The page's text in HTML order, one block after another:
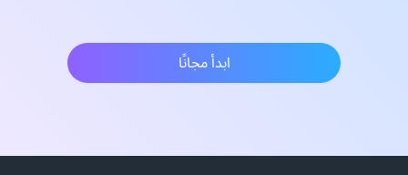
ابدأ مجانًا